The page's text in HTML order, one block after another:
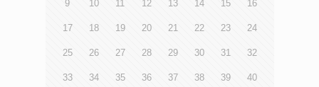
學家黃成榮教授合作的「青少年科網危機因素及評估研究」
他人的信念」和「主動攻擊」四個變項與「網絡違規行
聯。其中總結青少年網絡違規和犯罪行為有以下趨勢。
士又樂見過往參加者能從計劃中學習內地金融市場的運作和
永康則期望學生多融入內地社會生活，以及從拜訪新經濟企
9 10 11 12 13 14 15 16
17 18 19 20 21 22 23 24
25 26 27 28 29 30 31 32
33 34 35 36 37 38 39 40